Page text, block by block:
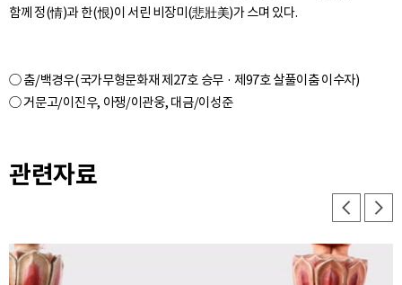
○ 춤/백경우(국가무형문화재 제27호 승무 · 제97호 살풀이춤 이수자)
○ 거문고/이진우, 아쟁/이관웅, 대금/이성준
관련자료